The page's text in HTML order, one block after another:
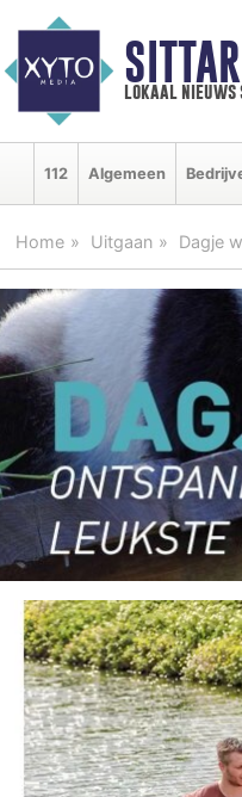
lokaal nieuws
112 Algemeen
Home Uitgaan Dagje